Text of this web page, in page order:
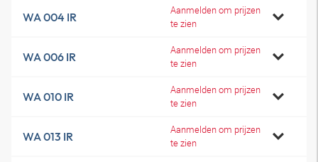
WA 004 IR
Aanmelden om prijzen
te zien
WA 006 IR
Aanmelden om prijzen
te zien
WA 010 IR
Aanmelden om prijzen
te zien
WA 013 IR
Aanmelden om prijzen
te zien